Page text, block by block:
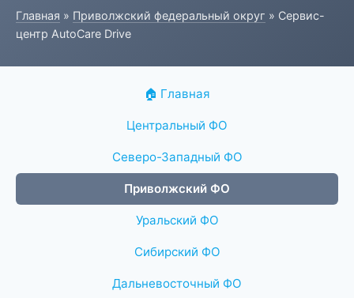
Главная » Приволжский федеральный округ » Сервис-
центр AutoCare Drive
🏠 Главная
Центральный ФО
Северо-Западный ФО
Приволжский ФО
Уральский ФО
Сибирский ФО
Дальневосточный ФО